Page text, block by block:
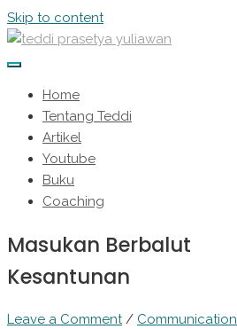
Skip to content
Home
Tentang Teddi
Artikel
Youtube
Buku
Coaching
Masukan Berbalut
Kesantunan
Leave a Comment / Communication